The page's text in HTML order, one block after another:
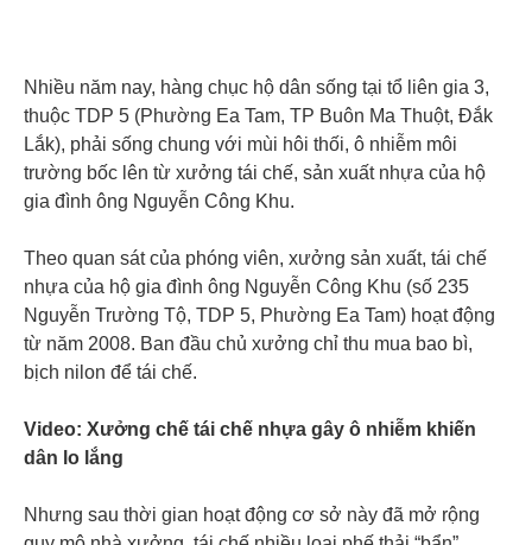
Nhiều năm nay, hàng chục hộ dân sống tại tổ liên gia 3,
thuộc TDP 5 (Phường Ea Tam, TP Buôn Ma Thuột, Đắk
Lắk), phải sống chung với mùi hôi thối, ô nhiễm môi
trường bốc lên từ xưởng tái chế, sản xuất nhựa của hộ
gia đình ông Nguyễn Công Khu.
Theo quan sát của phóng viên, xưởng sản xuất, tái chế
nhựa của hộ gia đình ông Nguyễn Công Khu (số 235
Nguyễn Trường Tộ, TDP 5, Phường Ea Tam) hoạt động
từ năm 2008. Ban đầu chủ xưởng chỉ thu mua bao bì,
bịch nilon để tái chế.
Video: Xưởng chế tái chế nhựa gây ô nhiễm khiến
dân lo lắng
Nhưng sau thời gian hoạt động cơ sở này đã mở rộng